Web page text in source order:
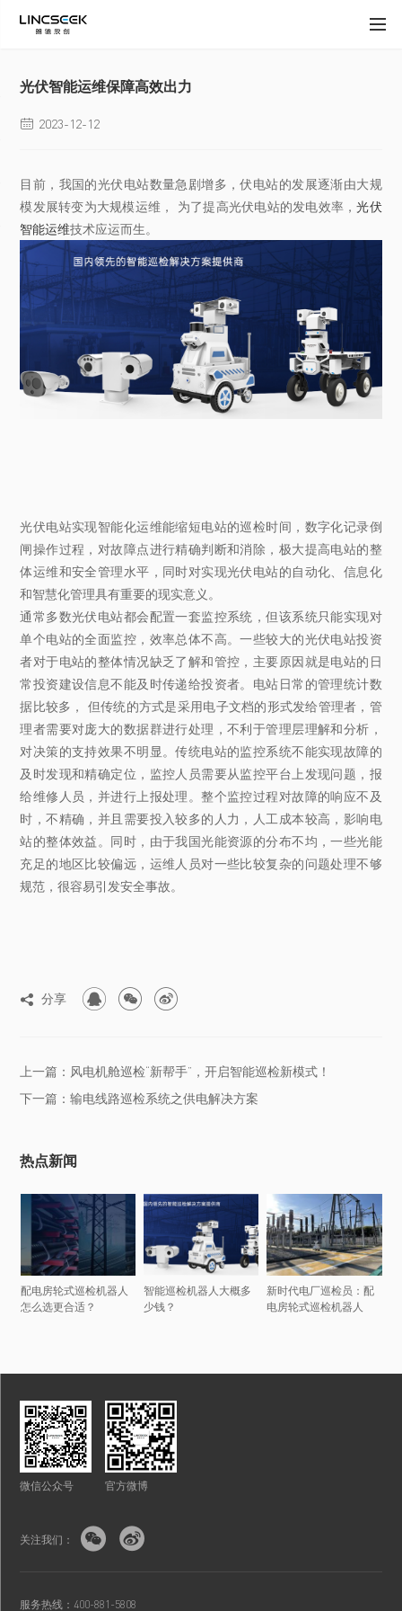
光伏智能运维保障高效出力
 2023-12-12
目前，我国的光伏电站数量急剧增多，伏电站的发展逐渐由大规
模发展转变为大规模运维， 为了提高光伏电站的发电效率，光伏
智能运维技术应运而生。
光伏电站实现智能化运维能缩短电站的巡检时间，数字化记录倒
闸操作过程，对故障点进行精确判断和消除，极大提高电站的整
体运维和安全管理水平，同时对实现光伏电站的自动化、信息化
和智慧化管理具有重要的现实意义。
通常多数光伏电站都会配置一套监控系统，但该系统只能实现对
单个电站的全面监控，效率总体不高。一些较大的光伏电站投资
者对于电站的整体情况缺乏了解和管控，主要原因就是电站的日
常投资建设信息不能及时传递给投资者。电站日常的管理统计数
据比较多， 但传统的方式是采用电子文档的形式发给管理者，管
理者需要对庞大的数据群进行处理，不利于管理层理解和分析，
对决策的支持效果不明显。传统电站的监控系统不能实现故障的
及时发现和精确定位，监控人员需要从监控平台上发现问题，报
给维修人员，并进行上报处理。整个监控过程对故障的响应不及
时，不精确，并且需要投入较多的人力，人工成本较高，影响电
站的整体效益。同时，由于我国光能资源的分布不均，一些光能
充足的地区比较偏远，运维人员对一些比较复杂的问题处理不够
规范，很容易引发安全事故。
 分享   
上一篇：风电机舱巡检“新帮手”，开启智能巡检新模式！
下一篇：输电线路巡检系统之供电解决方案
热点新闻
配电房轮式巡检机器人
怎么选更合适？
智能巡检机器人大概多
少钱？
新时代电厂巡检员：配
电房轮式巡检机器人
微信公众号 官方微博
关注我们：  
服务热线：400-881-5808